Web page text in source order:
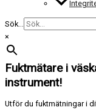
Sök...
×
Fuktmätare i
instrument!
Utför du fuktmätningar i